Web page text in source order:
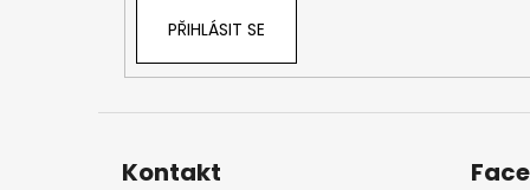
PŘIHLÁSIT SE
Kontakt